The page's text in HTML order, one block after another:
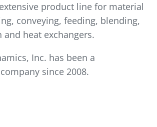
product line for material
conveying, feeding, blending,
and heat exchangers.
Inc. has been a
since 2008.